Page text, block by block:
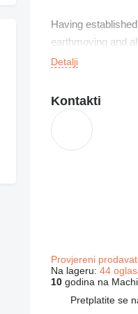
Having
earthmoving and
throughout
Equipment
Trucks.
Littler
Detalji
Kontakti
Provjereni
Na lageru: 44
10godina na
Pretplatite se